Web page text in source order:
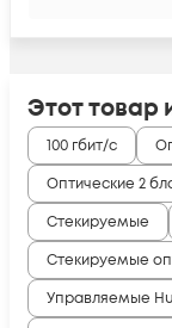
Этот товар
100 гбит/с
Оптические 2
Стекируемые
Стекируемые
Управляемые